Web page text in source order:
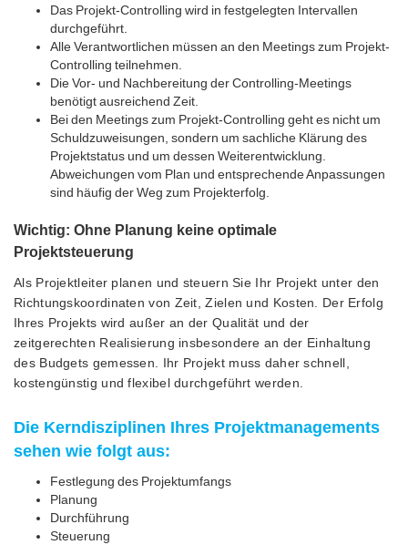
Das Projekt-Controlling wird in festgelegten Intervallen
durchgeführt.
Alle Verantwortlichen müssen an den Meetings zum Projekt-
Controlling teilnehmen.
Die Vor- und Nachbereitung der Controlling-Meetings
benötigt ausreichend Zeit.
Bei den Meetings zum Projekt-Controlling geht es nicht um
Schuldzuweisungen, sondern um sachliche Klärung des
Projektstatus und um dessen Weiterentwicklung.
Abweichungen vom Plan und entsprechende Anpassungen
sind häufig der Weg zum Projekterfolg.
Wichtig: Ohne Planung keine optimale
Projektsteuerung
Als Projektleiter planen und steuern Sie Ihr Projekt unter den
Richtungskoordinaten von Zeit, Zielen und Kosten. Der Erfolg
Ihres Projekts wird außer an der Qualität und der
zeitgerechten Realisierung insbesondere an der Einhaltung
des Budgets gemessen. Ihr Projekt muss daher schnell,
kostengünstig und flexibel durchgeführt werden.
Die Kerndisziplinen Ihres Projektmanagements
sehen wie folgt aus:
Festlegung des Projektumfangs
Planung
Durchführung
Steuerung